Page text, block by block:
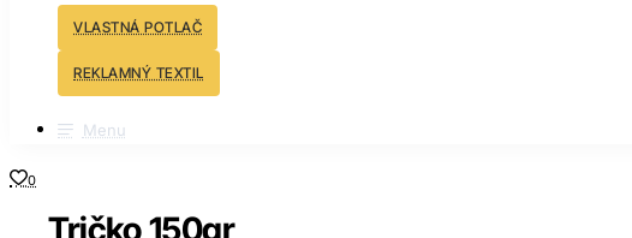
VLASTNÁ POTLAČ
REKLAMNÝ TEXTIL
Menu
0
Tričko 150gr